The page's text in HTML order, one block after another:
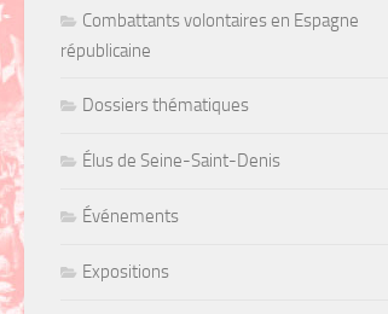
Combattants volontaires en Espagne
républicaine
Dossiers thématiques
Élus de Seine-Saint-Denis
Événements
Expositions